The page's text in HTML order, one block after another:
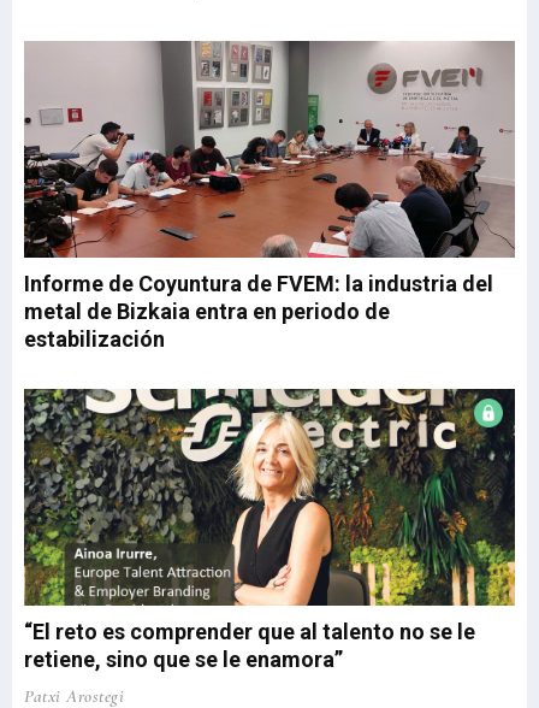
superior al de nuestros competidores, lo que nos
posiciona como el banco con mayor crecimiento de
Europa”, ha señalado Onur Genç, consejero delegado
de BBVA. La cartera crediticia de BBVA se incrementó
un 17,7% (en euros constantes) en los últimos doce
meses¹, gracias principalmente a los segmentos de
empresas y consumo. Destaca la buena evolución de
España y México con crecimientos del 7,4% y 9,9%,
respectivamente. El dinamismo de la actividad ...
Informe de Coyuntura de FVEM: la industria del
metal de Bizkaia entra en periodo de
estabilización
“El reto es comprender que al talento no se le
retiene, sino que se le enamora”
Patxi Arostegi